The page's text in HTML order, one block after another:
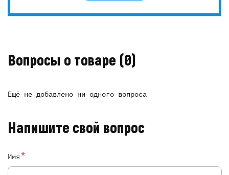
Вопросы о товаре (0)
Ещё не добавлено ни одного вопроса
Напишите свой вопрос
Имя*